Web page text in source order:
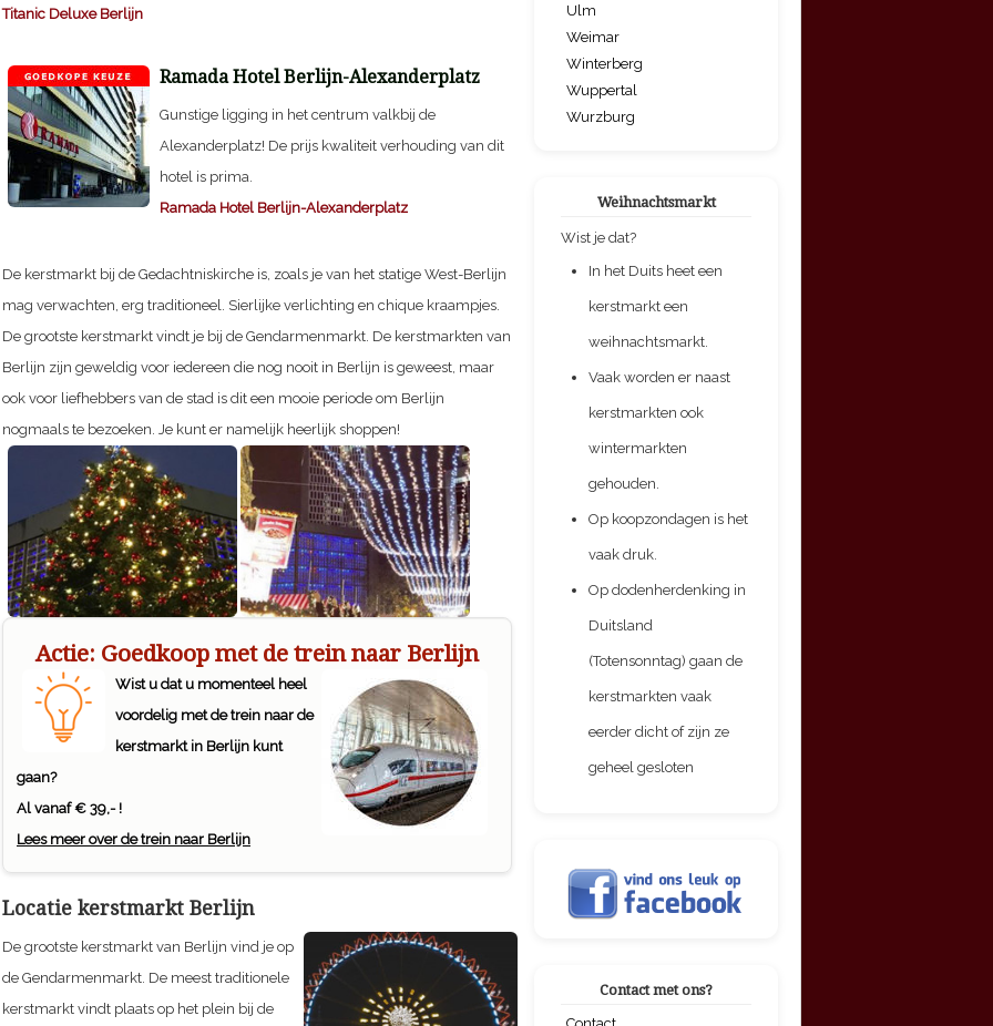
Titanic Deluxe Berlijn
Ramada Hotel Berlijn-Alexanderplatz
Gunstige ligging in het centrum valkbij de
Alexanderplatz! De prijs kwaliteit verhouding van dit
hotel is prima.
Ramada Hotel Berlijn-Alexanderplatz
De kerstmarkt bij de Gedachtniskirche is, zoals je van het statige West-Berlijn
mag verwachten, erg traditioneel. Sierlijke verlichting en chique kraampjes.
De grootste kerstmarkt vindt je bij de Gendarmenmarkt. De kerstmarkten van
Berlijn zijn geweldig voor iedereen die nog nooit in Berlijn is geweest, maar
ook voor liefhebbers van de stad is dit een mooie periode om Berlijn
nogmaals te bezoeken. Je kunt er namelijk heerlijk shoppen!
Actie: Goedkoop met de trein naar Berlijn
Wist u dat u momenteel heel
voordelig met de trein naar de
kerstmarkt in Berlijn kunt
gaan?
Al vanaf € 39,- !
Lees meer over de trein naar Berlijn
Locatie kerstmarkt Berlijn
De grootste kerstmarkt van Berlijn vind je op
de Gendarmenmarkt. De meest traditionele
kerstmarkt vindt plaats op het plein bij de
Ulm
Weimar
Winterberg
Wuppertal
Wurzburg
Weihnachtsmarkt
Wist je dat?
In het Duits heet een
kerstmarkt een
weihnachtsmarkt.
Vaak worden er naast
kerstmarkten ook
wintermarkten
gehouden.
Op koopzondagen is het
vaak druk.
Op dodenherdenking in
Duitsland
(Totensonntag) gaan de
kerstmarkten vaak
eerder dicht of zijn ze
geheel gesloten
Contact met ons?